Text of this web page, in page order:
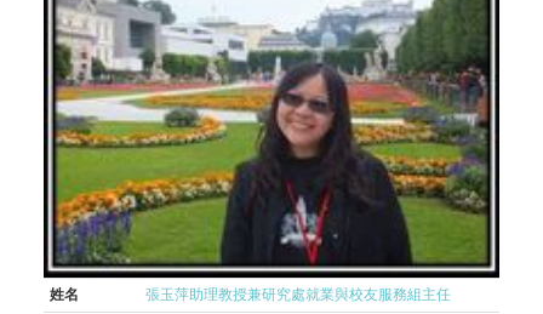
姓名 張玉萍助理教授兼研究處就業與校友服務組主任